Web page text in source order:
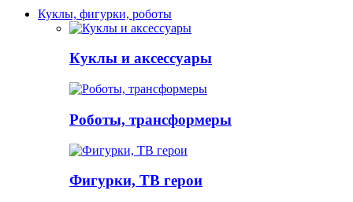
Куклы, фигурки, роботы
Куклы и аксессуары
Роботы, трансформеры
Фигурки, ТВ герои